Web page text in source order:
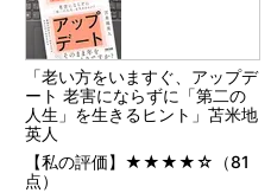
「老い方をいますぐ、アップデ
ート 老害にならずに「第二の
人生」を生きるヒント」苫米地
英人
【私の評価】★★★★☆（81
点）